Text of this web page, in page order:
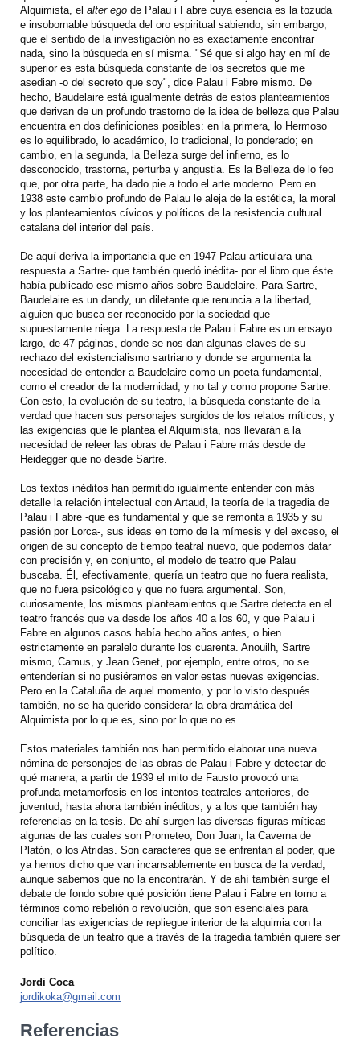
Alquimista, el alter ego de Palau i Fabre cuya esencia es la tozuda
e insobornable búsqueda del oro espiritual sabiendo, sin embargo,
que el sentido de la investigación no es exactamente encontrar
nada, sino la búsqueda en sí misma. "Sé que si algo hay en mí de
superior es esta búsqueda constante de los secretos que me
asedian -o del secreto que soy", dice Palau i Fabre mismo. De
hecho, Baudelaire está igualmente detrás de estos planteamientos
que derivan de un profundo trastorno de la idea de belleza que Palau
encuentra en dos definiciones posibles: en la primera, lo Hermoso
es lo equilibrado, lo académico, lo tradicional, lo ponderado; en
cambio, en la segunda, la Belleza surge del infierno, es lo
desconocido, trastorna, perturba y angustia. Es la Belleza de lo feo
que, por otra parte, ha dado pie a todo el arte moderno. Pero en
1938 este cambio profundo de Palau le aleja de la estética, la moral
y los planteamientos cívicos y políticos de la resistencia cultural
catalana del interior del país.
De aquí deriva la importancia que en 1947 Palau articulara una
respuesta a Sartre- que también quedó inédita- por el libro que éste
había publicado ese mismo años sobre Baudelaire. Para Sartre,
Baudelaire es un dandy, un diletante que renuncia a la libertad,
alguien que busca ser reconocido por la sociedad que
supuestamente niega. La respuesta de Palau i Fabre es un ensayo
largo, de 47 páginas, donde se nos dan algunas claves de su
rechazo del existencialismo sartriano y donde se argumenta la
necesidad de entender a Baudelaire como un poeta fundamental,
como el creador de la modernidad, y no tal y como propone Sartre.
Con esto, la evolución de su teatro, la búsqueda constante de la
verdad que hacen sus personajes surgidos de los relatos míticos, y
las exigencias que le plantea el Alquimista, nos llevarán a la
necesidad de releer las obras de Palau i Fabre más desde de
Heidegger que no desde Sartre.
Los textos inéditos han permitido igualmente entender con más
detalle la relación intelectual con Artaud, la teoría de la tragedia de
Palau i Fabre -que es fundamental y que se remonta a 1935 y su
pasión por Lorca-, sus ideas en torno de la mímesis y del exceso, el
origen de su concepto de tiempo teatral nuevo, que podemos datar
con precisión y, en conjunto, el modelo de teatro que Palau
buscaba. Él, efectivamente, quería un teatro que no fuera realista,
que no fuera psicológico y que no fuera argumental. Son,
curiosamente, los mismos planteamientos que Sartre detecta en el
teatro francés que va desde los años 40 a los 60, y que Palau i
Fabre en algunos casos había hecho años antes, o bien
estrictamente en paralelo durante los cuarenta. Anouilh, Sartre
mismo, Camus, y Jean Genet, por ejemplo, entre otros, no se
entenderían si no pusiéramos en valor estas nuevas exigencias.
Pero en la Cataluña de aquel momento, y por lo visto después
también, no se ha querido considerar la obra dramática del
Alquimista por lo que es, sino por lo que no es.
Estos materiales también nos han permitido elaborar una nueva
nómina de personajes de las obras de Palau i Fabre y detectar de
qué manera, a partir de 1939 el mito de Fausto provocó una
profunda metamorfosis en los intentos teatrales anteriores, de
juventud, hasta ahora también inéditos, y a los que también hay
referencias en la tesis. De ahí surgen las diversas figuras míticas
algunas de las cuales son Prometeo, Don Juan, la Caverna de
Platón, o los Atridas. Son caracteres que se enfrentan al poder, que
ya hemos dicho que van incansablemente en busca de la verdad,
aunque sabemos que no la encontrarán. Y de ahí también surge el
debate de fondo sobre qué posición tiene Palau i Fabre en torno a
términos como rebelión o revolución, que son esenciales para
conciliar las exigencias de repliegue interior de la alquimia con la
búsqueda de un teatro que a través de la tragedia también quiere ser
político.
Jordi Coca
jordikoka@gmail.com
Referencias